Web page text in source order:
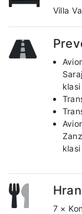
Villa
7 ×